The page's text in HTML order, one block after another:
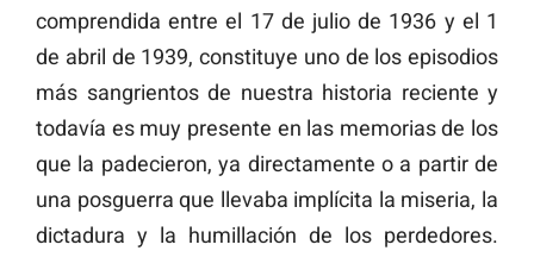
comprendida entre el 17 de julio de 1936 y el 1
de abril de 1939, constituye uno de los episodios
más sangrientos de nuestra historia reciente y
todavía es muy presente en las memorias de los
que la padecieron, ya directamente o a partir de
una posguerra que llevaba implícita la miseria, la
dictadura y la humillación de los perdedores.